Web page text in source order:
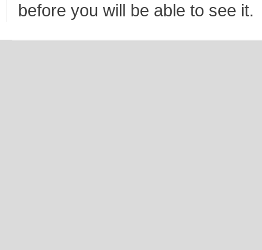
before you will be able to see it.